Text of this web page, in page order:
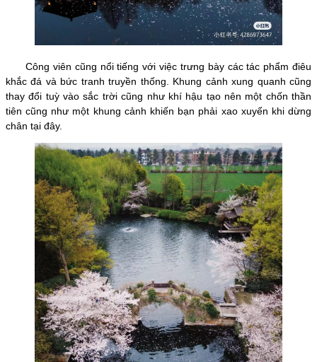
Công viên cũng nổi tiếng với việc trưng bày các tác phẩm điêu
khắc đá và bức tranh truyền thống. Khung cảnh xung quanh cũng
thay đổi tuỳ vào sắc trời cũng như khí hậu tạo nên một chốn thần
tiên cũng như một khung cảnh khiến bạn phải xao xuyến khi dừng
chân tại đây.